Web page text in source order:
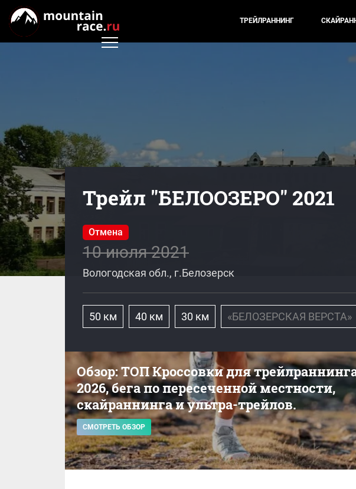
ТРЕЙЛРАННИНГ
Трейл "БЕЛООЗЕРО" 2021
Отмена
10 июля 2021
Вологодская обл., г.Белозерск
50 км 40 км 30 км «БЕЛОЗЕРСКАЯ ВЕРСТА»
Обзор: ТОП Кроссовки для
2026, бега по пересеченной местности,
скайраннинга и ультра-трейлов.
СМОТРЕТЬ ОБЗОР